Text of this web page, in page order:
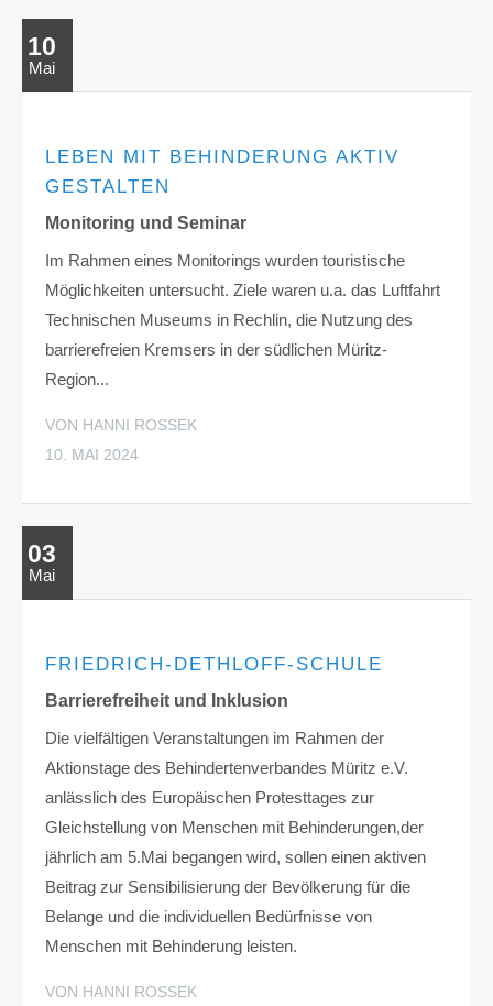
10
Mai
LEBEN MIT BEHINDERUNG AKTIV
GESTALTEN
Monitoring und Seminar
Im Rahmen eines Monitorings wurden touristische
Möglichkeiten untersucht. Ziele waren u.a. das Luftfahrt
Technischen Museums in Rechlin, die Nutzung des
barrierefreien Kremsers in der südlichen Müritz-
Region...
VON HANNI ROSSEK
10. MAI 2024
03
Mai
FRIEDRICH-DETHLOFF-SCHULE
Barrierefreiheit und Inklusion
Die vielfältigen Veranstaltungen im Rahmen der
Aktionstage des Behindertenverbandes Müritz e.V.
anlässlich des Europäischen Protesttages zur
Gleichstellung von Menschen mit Behinderungen,der
jährlich am 5.Mai begangen wird, sollen einen aktiven
Beitrag zur Sensibilisierung der Bevölkerung für die
Belange und die individuellen Bedürfnisse von
Menschen mit Behinderung leisten.
VON HANNI ROSSEK